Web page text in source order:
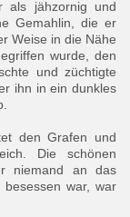
als jähzornig und
Gemahlin, die er
Weise in die Nähe
wurde, den
und züchtigte
ihn in ein dunkles
den Grafen und
Die schönen
niemand an das
war, war